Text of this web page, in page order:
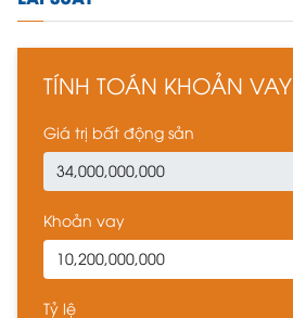
TÍNH TOÁN KHOẢN VAY
Giá trị bất động sản
Khoản vay
Tỷ lệ